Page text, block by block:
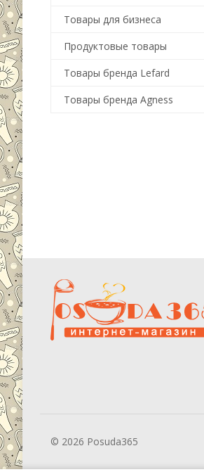
Товары для бизнеса
Продуктовые товары
Товары бренда Lefard
Товары бренда Agness
© 2026 Posuda365